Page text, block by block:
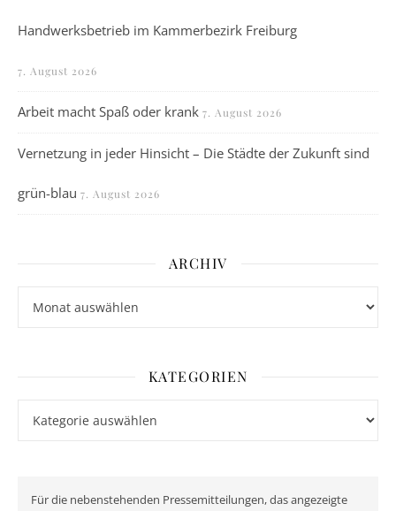
Handwerksbetrieb im Kammerbezirk Freiburg
7. August 2026
Arbeit macht Spaß oder krank 7. August 2026
Vernetzung in jeder Hinsicht – Die Städte der Zukunft sind
grün-blau 7. August 2026
ARCHIV
KATEGORIEN
Für die nebenstehenden Pressemitteilungen, das angezeigte